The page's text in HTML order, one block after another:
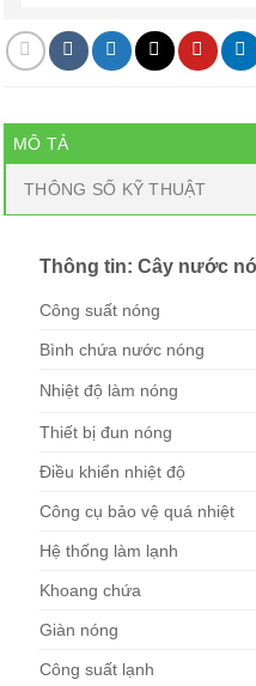
MÔ TẢ
THÔNG SỐ KỸ THUẬT
Thông tin: Cây nước
Công suất nóng
Bình chứa nước nóng
Nhiệt độ làm nóng
Thiết bị đun nóng
Điều khiển nhiệt độ
Công cụ bảo vệ quá nhiệt
Hệ thống làm lạnh
Khoang chứa
Giàn nóng
Công suất lạnh